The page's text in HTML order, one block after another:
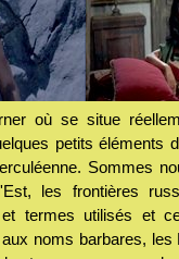
où se situe
petits éléments
Sommes
les frontières
termes utilisés et
noms barbares, les